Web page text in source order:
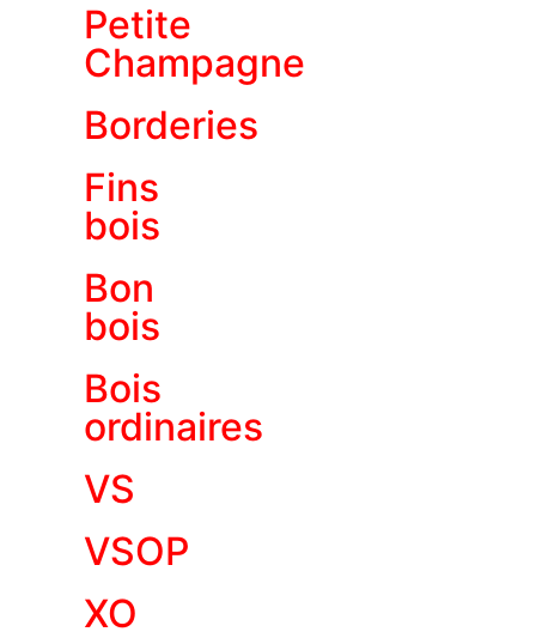
Petite
Champagne
Borderies
Fins
bois
Bon
bois
Bois
ordinaires
VS
VSOP
XO